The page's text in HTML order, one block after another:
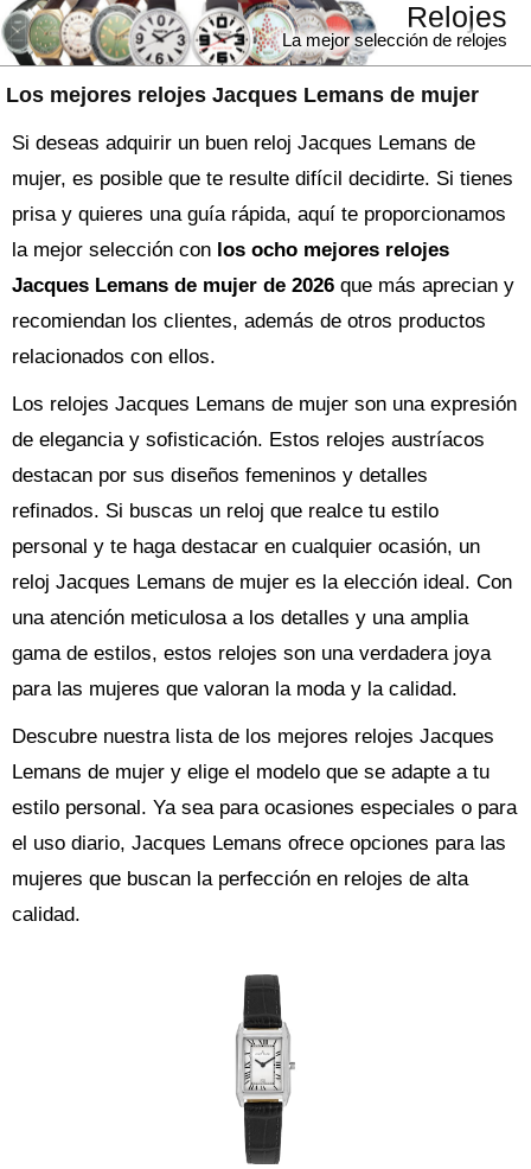
Los mejores relojes Jacques Lemans de mujer
Relojes
La mejor selección de relojes
Si deseas adquirir un buen reloj Jacques Lemans de
mujer, es posible que te resulte difícil decidirte. Si tienes
prisa y quieres una guía rápida, aquí te proporcionamos
la mejor selección con los ocho mejores relojes
Jacques Lemans de mujer de 2026 que más aprecian y
recomiendan los clientes, además de otros productos
relacionados con ellos.
Los relojes Jacques Lemans de mujer son una expresión
de elegancia y sofisticación. Estos relojes austríacos
destacan por sus diseños femeninos y detalles
refinados. Si buscas un reloj que realce tu estilo
personal y te haga destacar en cualquier ocasión, un
reloj Jacques Lemans de mujer es la elección ideal. Con
una atención meticulosa a los detalles y una amplia
gama de estilos, estos relojes son una verdadera joya
para las mujeres que valoran la moda y la calidad.
Descubre nuestra lista de los mejores relojes Jacques
Lemans de mujer y elige el modelo que se adapte a tu
estilo personal. Ya sea para ocasiones especiales o para
el uso diario, Jacques Lemans ofrece opciones para las
mujeres que buscan la perfección en relojes de alta
calidad.